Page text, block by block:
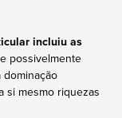
incluiu as
possivelmente
si mesmo riquezas